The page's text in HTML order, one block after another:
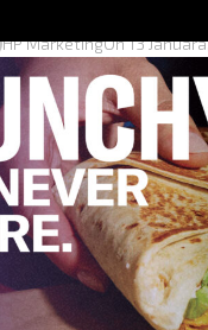
HP MarketingOn 13